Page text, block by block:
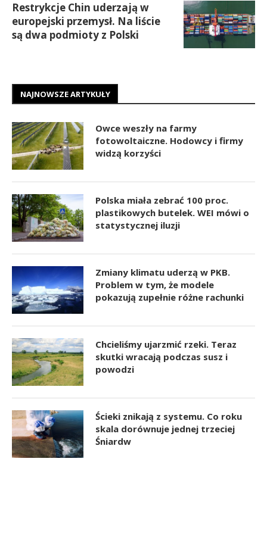
Restrykcje Chin uderzają w
europejski przemysł. Na liście
są dwa podmioty z Polski
NAJNOWSZE ARTYKUŁY
Owce weszły na farmy
fotowoltaiczne. Hodowcy i firmy
widzą korzyści
Polska miała zebrać 100 proc.
plastikowych butelek. WEI mówi o
statystycznej iluzji
Zmiany klimatu uderzą w PKB.
Problem w tym, że modele
pokazują zupełnie różne rachunki
Chcieliśmy ujarzmić rzeki. Teraz
skutki wracają podczas susz i
powodzi
Ścieki znikają z systemu. Co roku
skala dorównuje jednej trzeciej
Śniardw